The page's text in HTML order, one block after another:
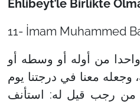
Ehlibeyt’le Birlikte
11- İmam Muhammed
من أوله أو وسطه أو
وجعله معنا في درجتنا يوم
من رجب قيل له: استأنف